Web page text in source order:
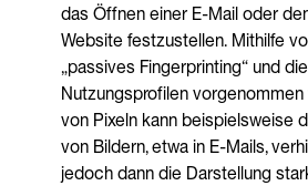
das Öffnen einer E-Mail oder
Website festzustellen. Mithilfe
„passives Fingerprinting“ und
Nutzungsprofilen
von Pixeln kann beispielsweise
von Bildern, etwa in E-Mails,
jedoch dann die Darstellung